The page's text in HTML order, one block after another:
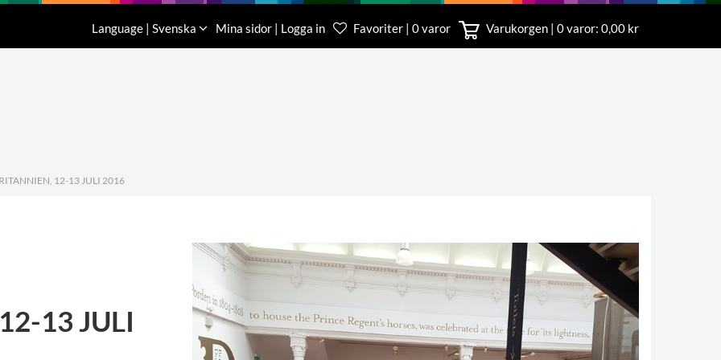
Language | Svenska Mina sidor | Logga in Favoriter | 0 varor Varukorgen | 0varor: 0,00 kr
Kundtjänst
046-31 18 00
12-13 JULI 2016
13 JULI